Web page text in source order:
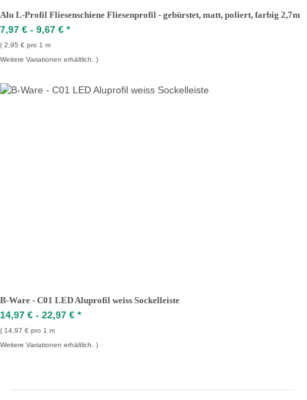
Alu L-Profil Fliesenschiene Fliesenprofil - gebürstet, matt, poliert, farbig 2,7m
7,97 € - 9,67 € *
2,95 € pro 1 m
Weitere Variationen erhältlich.
B-Ware - C01 LED Aluprofil weiss Sockelleiste
14,97 € - 22,97 € *
14,97 € pro 1 m
Weitere Variationen erhältlich.